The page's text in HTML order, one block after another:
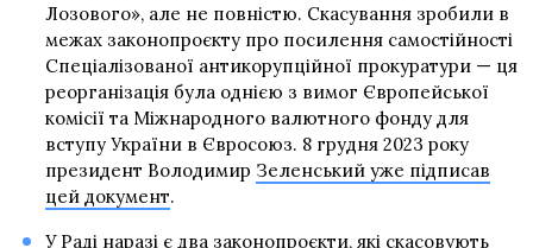
Лозового», але не повністю. Скасування зробили в
межах законопроєкту про посилення самостійності
Спеціалізованої антикорупційної прокуратури — ця
реорганізація була однією з вимог Європейської
комісії та Міжнародного валютного фонду для
вступу України в Євросоюз. 8 грудня 2023 року
президент Володимир Зеленський уже підписав
цей документ.
У Раді наразі є два законопроєкти, які скасовують